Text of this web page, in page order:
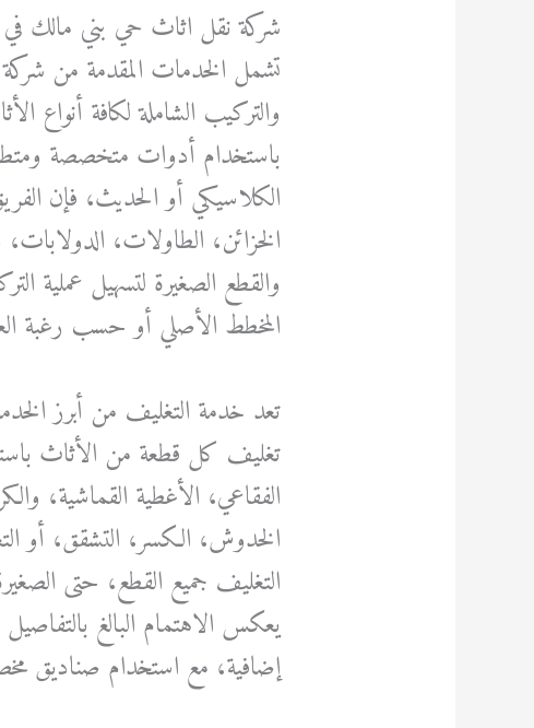
شركة نقل اثاث حي بني مالك
تشمل الخدمات المقدمة من
والتركيب الشاملة لكافة أنواع
باستخدام أدوات متخصصة
الكلاسيكي أو الحديث، فإن
الخزائن، الطاولات،
والقطع الصغيرة لتسهيل عملية
المخطط الأصلي أو حسب رغبة
تعد خدمة التغليف من أبرز
تغليف كل قطعة من الأثاث
الفقاعي، الأغطية القماشية،
الخدوش، الكسر، التشقق، أو
التغليف جميع القطع، حتى
يعكس الاهتمام البالغ بالتفاصيل
إضافية، مع استخدام صناديق